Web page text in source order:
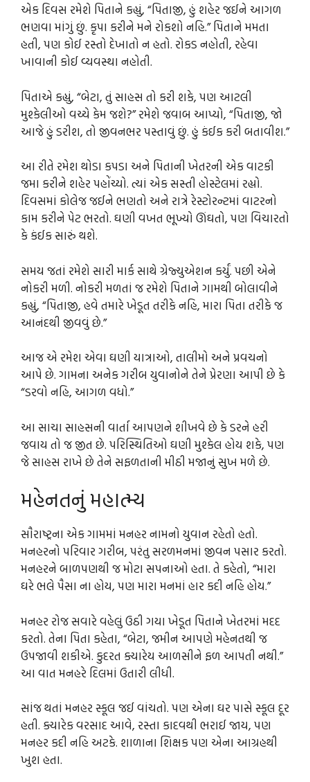
એક દિવસ રમેશે પિતાને કહ્યું, “પિતાજી, હું શહેર જઈને આગળ
ભણવા માંગું છું. કૃપા કરીને મને રોકશો નહિ.” પિતાને મમતા
હતી, પણ કોઈ રસ્તો દેખાતો ન હતો. રોકડ નહોતી, રહેવા
ખાવાની કોઈ વ્યવસ્થા નહોતી.
પિતાએ કહ્યું, “બેટા, તું સાહસ તો કરી શકે, પણ આટલી
મુશ્કેલીઓ વચ્ચે કેમ જશે?” રમેશે જવાબ આપ્યો, “પિતાજી, જો
આજે હું ડરીશ, તો જીવનભર પસ્તાવું છું. હું કંઈક કરી બતાવીશ.”
આ રીતે રમેશ થોડા કપડા અને પિતાની ખેતરની એક વાટકી
જમા કરીને શહેર પહોંચ્યો. ત્યાં એક સસ્તી હોસ્ટેલમાં રહ્યો.
દિવસમાં કોલેજ જઈને ભણતો અને રાત્રે રેસ્ટોરન્ટમાં વાટરનો
કામ કરીને પેટ ભરતો. ઘણી વખત ભૂખ્યો ઊંઘતો, પણ વિચારતો
કે કંઈક સારું થશે.
સમય જતાં રમેશે સારી માર્ક સાથે ગ્રેજ્યુએશન કર્યું. પછી એને
નોકરી મળી. નોકરી મળતાં જ રમેશે પિતાને ગામથી બોલાવીને
કહ્યું, “પિતાજી, હવે તમારે ખેડૂત તરીકે નહિ, મારા પિતા તરીકે જ
આનંદથી જીવવું છે.”
આજ એ રમેશ એવા ઘણી યાત્રાઓ, તાલીમો અને પ્રવચનો
આપે છે. ગામના અનેક ગરીબ યુવાનોને તેને પ્રેરણા આપી છે કે
“ડરવો નહિ, આગળ વધો.”
આ સાચા સાહસની વાર્તા આપણને શીખવે છે કે ડરને હરી
જવાય તો જ જીત છે. પરિસ્થિતિઓ ઘણી મુશ્કેલ હોય શકે, પણ
જે સાહસ રાખે છે તેને સફળતાની મીઠી મજાનું સુખ મળે છે.
મહેનતનું મહાત્મ્ય
સૌરાષ્ટ્રના એક ગામમાં મનહર નામનો યુવાન રહેતો હતો.
મનહરનો પરિવાર ગરીબ, પરંતુ સરળમનમાં જીવન પસાર કરતો.
મનહરને બાળપણથી જ મોટા સપનાઓ હતા. તે કહેતો, “મારા
ઘરે ભલે પૈસા ના હોય, પણ મારા મનમાં હાર કદી નહિ હોય.”
મનહર રોજ સવારે વહેલું ઉઠી ગયા ખેડૂત પિતાને ખેતરમાં મદદ
કરતો. તેના પિતા કહેતા, “બેટા, જમીન આપણે મહેનતથી જ
ઉપજાવી શકીએ. કુદરત ક્યારેય આળસીને ફળ આપતી નથી.”
આ વાત મનહરે દિલમાં ઉતારી લીધી.
સાંજ થતાં મનહર સ્કૂલ જઈ વાંચતો. પણ એના ઘર પાસે સ્કૂલ દૂર
હતી. ક્યારેક વરસાદ આવે, રસ્તા કાદવથી ભરાઈ જાય, પણ
મનહર કદી નહિ અટકે. શાળાના શિક્ષક પણ એના આગ્રહથી
ખુશ હતા.